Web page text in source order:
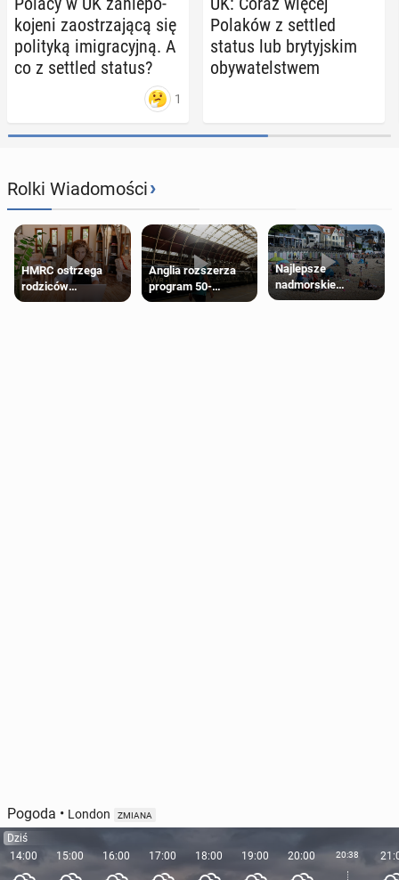
ko­je­ni za­ostrza­ją­cą się
po­li­ty­ką imi­gra­cyj­ną. A
co z settled status?
1
Polaków z settled
status lub bry­tyj­skim
oby­wa­tel­stwem
Rolki Wiadomości›
HMRC ostrzega
rodziców
pobierających Child
Anglia rozszerza
program 50-
procentowych
Najlepsze
nadmorskie
miasteczko blisko
Pogoda • London ZMIANA
Dziś
14:00
15:00 16:00 17:00 18:00 19:00 20:00 20:38